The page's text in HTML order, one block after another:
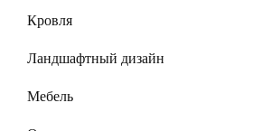
Кровля
Ландшафтный дизайн
Мебель